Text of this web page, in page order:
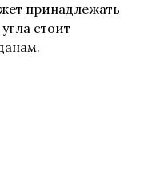
принадлежать
стоит